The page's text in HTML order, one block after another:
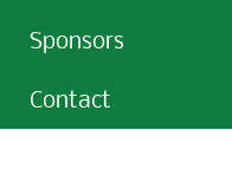
Sponsors
Contact